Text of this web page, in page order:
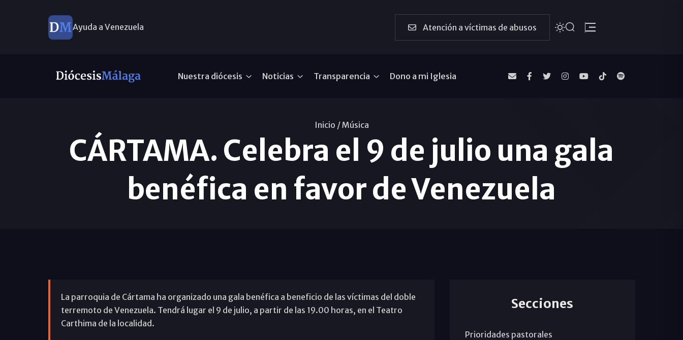
Ayuda a Venezuela Atención a víctimas de abusos
Nuestra diócesis Noticias Transparencia Dono a mi Iglesia
Inicio /Música
CÁRTAMA. Celebra el 9 de julio una gala
benéfica en favor de Venezuela
La parroquia de Cártama ha organizado una gala benéfica a beneficio de las víctimas del doble
terremoto de Venezuela. Tendrá lugar el 9 de julio, a partir de las 19.00 horas, en el Teatro
Carthima de la localidad.
Secciones
Prioridades pastorales